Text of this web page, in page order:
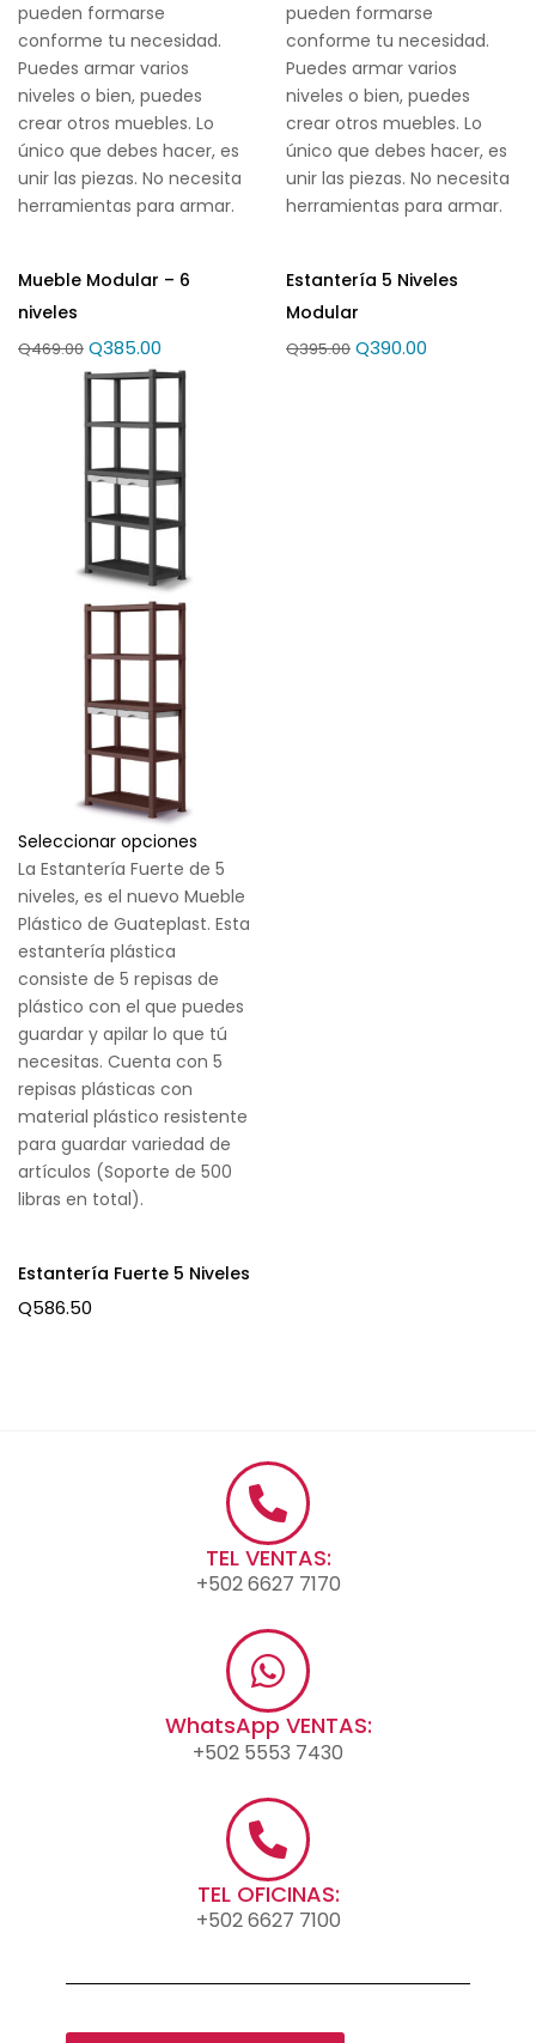
pueden formarse
conforme tu necesidad.
Puedes armar varios
niveles o bien, puedes
crear otros muebles. Lo
único que debes hacer, es
unir las piezas. No necesita
herramientas para armar.
Mueble Modular – 6
niveles
Q469.00 Q385.00
pueden formarse
conforme tu necesidad.
Puedes armar varios
niveles o bien, puedes
crear otros muebles. Lo
único que debes hacer, es
unir las piezas. No necesita
herramientas para armar.
Estantería 5 Niveles
Modular
Q395.00 Q390.00
Seleccionar opciones
La Estantería Fuerte de 5
niveles, es el nuevo Mueble
Plástico de Guateplast. Esta
estantería plástica
consiste de 5 repisas de
plástico con el que puedes
guardar y apilar lo que tú
necesitas. Cuenta con 5
repisas plásticas con
material plástico resistente
para guardar variedad de
artículos (Soporte de 500
libras en total).
Estantería Fuerte 5 Niveles
Q586.50
TEL VENTAS:
+502 6627 7170
WhatsApp VENTAS:
+502 5553 7430
TEL OFICINAS:
+502 6627 7100